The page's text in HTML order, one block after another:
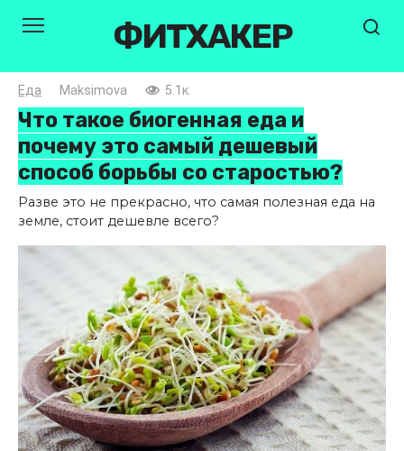
ФИТХАКЕР
Еда Maksimova 5.1к.
Что такое биогенная еда и
почему это самый дешевый
способ борьбы со старостью?
Разве это не прекрасно, что самая полезная еда на
земле, стоит дешевле всего?